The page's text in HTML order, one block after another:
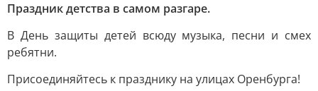
Праздник детства в самом разгаре.
В День защиты детей всюду музыка, песни и смех
ребятни.
Присоединяйтесь к празднику на улицах Оренбурга!